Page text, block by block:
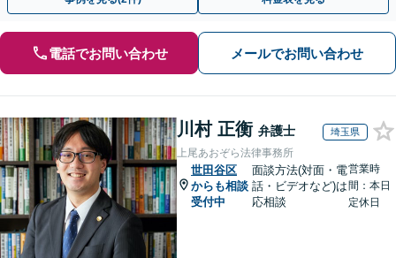
電話でお問い合わせ メールでお問い合わせ
川村 正衡 弁護士 埼玉県
上尾あおぞら法律事務所
世田谷区
からも相談
受付中
面談方法(対面・電
話・ビデオなど)は
応相談
営業時
間：本日
定休日